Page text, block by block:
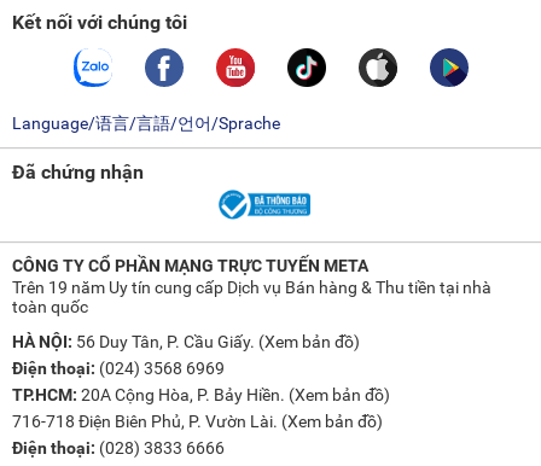
sau đó sẽ tự thiết lập lại các cài đặt này và tiếp nối chu
trình giặt trước đó khi được cấp điện trở lại, đảm bảo tiết
kiệm điện năng, nước sạch và công sức cũng như thời
gian của bạn.
Vệ sinh lồng giặt:Tính năng vệ sinh lồng giặt giúp nlàm
sạch lồng giặt nhanh chóng chỉ với vài thao tác đơn giản,
đảm bảo không gian giặt giũ luôn sạch sẽ.
Khối lượng giặt 10kg quần áo
Máy giặt Aqua Inverter AQW-U100FT.BK thiết kế lồng giặt có
đường kính lớn sẽ giặt được khoảng 10kg quần áo, phù hợp
cho gia đình từ 7 thành viên.
Bảng điều khiển đặt bên thân máy
Kết nối với chúng tôi
Language/语言/言語/언어/Sprache
Đã chứng nhận
CÔNG TY CỔ PHẦN MẠNG TRỰC TUYẾN META
Trên 19 năm Uy tín cung cấp Dịch vụ Bán hàng & Thu tiền tại nhà
toàn quốc
HÀ NỘI: 56 Duy Tân, P. Cầu Giấy. (Xem bản đồ)
Điện thoại: (024) 3568 6969
TP.HCM: 20A Cộng Hòa, P. Bảy Hiền. (Xem bản đồ)
716-718 Điện Biên Phủ, P. Vườn Lài. (Xem bản đồ)
Điện thoại: (028) 3833 6666